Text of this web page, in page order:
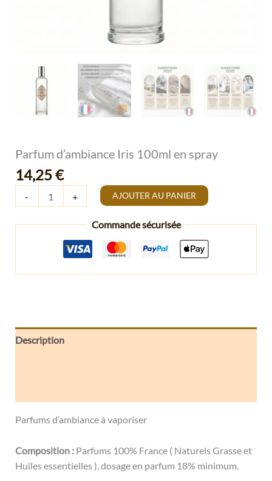
Parfum d’ambiance Iris 100ml en spray
14,25€
- + AJOUTER AU PANIER
Commande sécurisée
Description
Parfums d’ambiance à vaporiser
Composition :Parfums 100% France ( Naturels Grasse et
Huiles essentielles ), dosage en parfum 18% minimum.